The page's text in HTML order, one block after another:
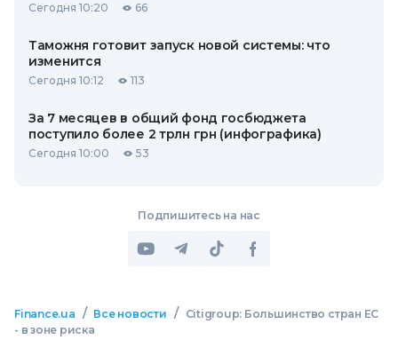
Сегодня 10:20 66
Таможня готовит запуск новой системы: что
изменится
Сегодня 10:12 113
За 7 месяцев в общий фонд госбюджета
поступило более 2 трлн грн (инфографика)
Сегодня 10:00 53
Подпишитесь на нас
Finance.ua / Все новости /
Citigroup: Большинство стран ЕС
- в зоне риска